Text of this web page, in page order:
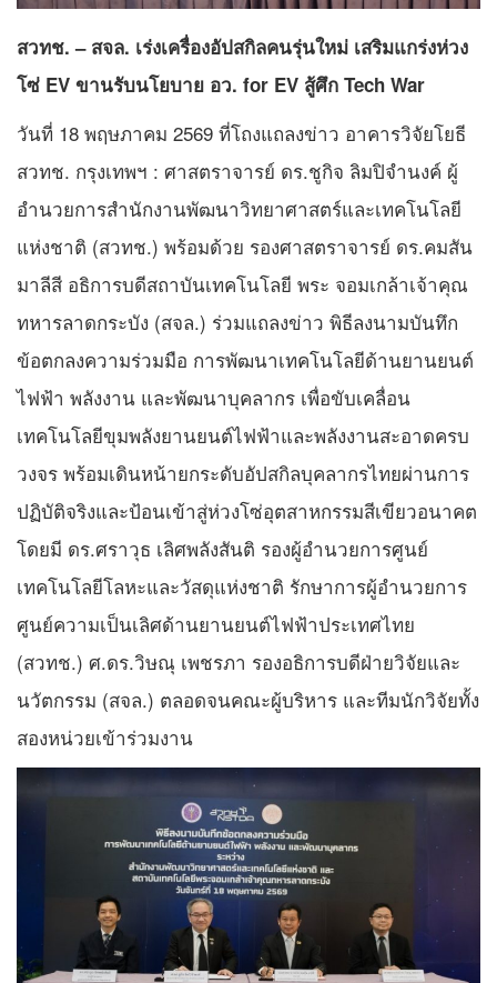
สวทช. – สจล. เร่งเครื่องอัปสกิลคนรุ่นใหม่ เสริมแกร่งห่วง
โซ่ EV ขานรับนโยบาย อว. for EV สู้ศึก Tech War
วันที่ 18 พฤษภาคม 2569 ที่โถงแถลงข่าว อาคารวิจัยโยธี
สวทช. กรุงเทพฯ : ศาสตราจารย์ ดร.ชูกิจ ลิมปิจำนงค์ ผู้
อำนวยการสำนักงานพัฒนาวิทยาศาสตร์และเทคโนโลยี
แห่งชาติ (สวทช.) พร้อมด้วย รองศาสตราจารย์ ดร.คมสัน
มาลีสี อธิการบดีสถาบันเทคโนโลยี พระ จอมเกล้าเจ้าคุณ
ทหารลาดกระบัง (สจล.) ร่วมแถลงข่าว พิธีลงนามบันทึก
ข้อตกลงความร่วมมือ การพัฒนาเทคโนโลยีด้านยานยนต์
ไฟฟ้า พลังงาน และพัฒนาบุคลากร เพื่อขับเคลื่อน
เทคโนโลยีขุมพลังยานยนต์ไฟฟ้าและพลังงานสะอาดครบ
วงจร พร้อมเดินหน้ายกระดับอัปสกิลบุคลากรไทยผ่านการ
ปฏิบัติจริงและป้อนเข้าสู่ห่วงโซ่อุตสาหกรรมสีเขียวอนาคต
โดยมี ดร.ศราวุธ เลิศพลังสันติ รองผู้อำนวยการศูนย์
เทคโนโลยีโลหะและวัสดุแห่งชาติ รักษาการผู้อำนวยการ
ศูนย์ความเป็นเลิศด้านยานยนต์ไฟฟ้าประเทศไทย
(สวทช.) ศ.ดร.วิษณุ เพชรภา รองอธิการบดีฝ่ายวิจัยและ
นวัตกรรม (สจล.) ตลอดจนคณะผู้บริหาร และทีมนักวิจัยทั้ง
สองหน่วยเข้าร่วมงาน